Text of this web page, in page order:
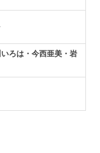
ろは・今西亜美・岩